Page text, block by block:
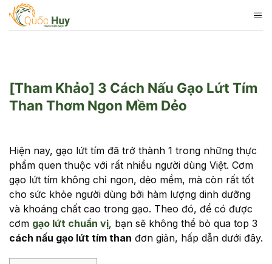
Skip
[Tham Khảo] 3 Cách Nấu Gạo Lứt Tím
Than Thơm Ngon Mềm Dẻo
Hiện nay, gạo lứt tím đã trở thành 1 trong những thực
phẩm quen thuộc với rất nhiều người dùng Việt. Cơm
gạo lứt tím không chỉ ngon, dẻo mềm, mà còn rất tốt
cho sức khỏe người dùng bởi hàm lượng dinh dưỡng
và khoáng chất cao trong gạo. Theo đó, để có được
cơm gạo lứt chuẩn vị, bạn sẽ không thể bỏ qua top 3
cách nấu gạo lứt tím than đơn giản, hấp dẫn dưới đây.